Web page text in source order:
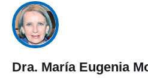
Dra. María Eugenia